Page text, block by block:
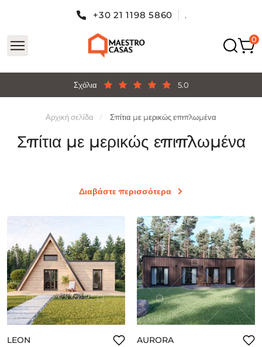
Σχόλια 5.0
+30 21 1198 5860 .
Αρχική σελίδα Σπίτια με μερικώς επιπλωμένα
Σπίτια με μερικώς επιπλωμένα
Διαβάστε περισσότερα
LEON AURORA